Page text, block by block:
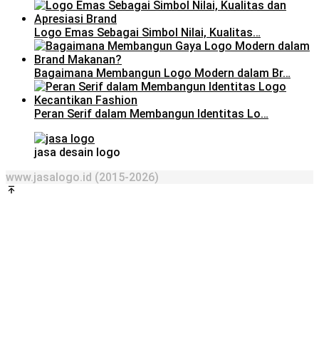
Logo Emas Sebagai Simbol Nilai, Kualitas…
Bagaimana Membangun Logo Modern dalam Br…
Peran Serif dalam Membangun Identitas Lo…
jasa desain logo
www.jasalogo.id (2015-2026)